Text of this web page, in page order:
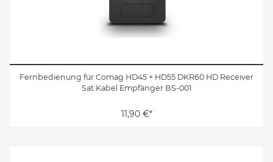
Fernbedienung für Comag HD45 + HD55 DKR60 HD Receiver
Sat Kabel Empfänger BS-001
11,90 €*